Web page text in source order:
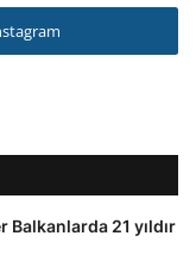
21 yıldır